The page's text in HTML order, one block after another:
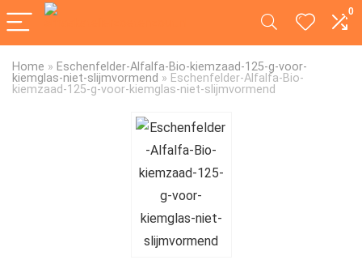
0
Home » Eschenfelder-Alfalfa-Bio-kiemzaad-125-g-voor-
kiemglas-niet-slijmvormend » Eschenfelder-Alfalfa-Bio-
kiemzaad-125-g-voor-kiemglas-niet-slijmvormend